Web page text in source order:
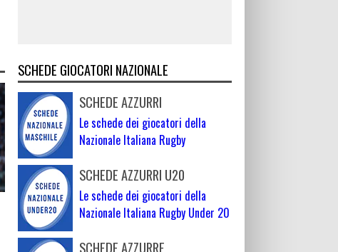
SCHEDE GIOCATORI NAZIONALE
SCHEDE AZZURRI
Le schede dei giocatori della
Nazionale Italiana Rugby
SCHEDE AZZURRI U20
Le schede dei giocatori della
Nazionale Italiana Rugby Under 20
SCHEDE AZZURRE